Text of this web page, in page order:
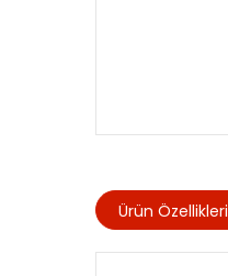
Ürün Özellikleri